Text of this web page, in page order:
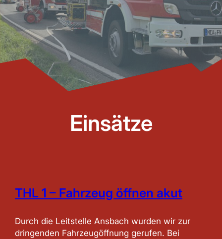
Einsätze
THL 1 – Fahrzeug öffnen akut
Durch die Leitstelle Ansbach wurden wir zur
dringenden Fahrzeugöffnung gerufen. Bei